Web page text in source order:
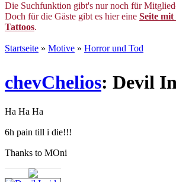
Die Suchfunktion gibt's nur noch für
Doch für die Gäste gibt es hier eine Seite mit
Tattoos.
Startseite » Motive » Horror und Tod
chevChelios: Devil
Ha Ha Ha
6h pain till i die!!!
Thanks to MOni